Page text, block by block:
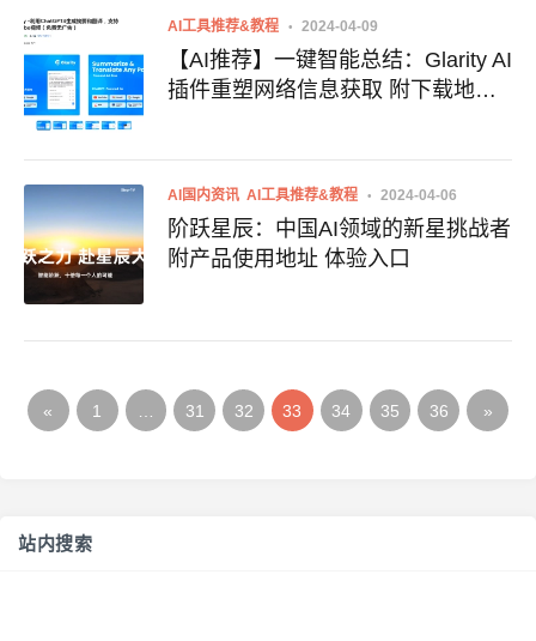
AI工具推荐&教程 2024-04-09
【AI推荐】一键智能总结：Glarity AI
插件重塑网络信息获取 附下载地址
AI国内资讯 AI工具推荐&教程 2024-04-06
阶跃星辰：中国AI领域的新星挑战者
附产品使用地址 体验入口
« 1 31 32 33 34 35 36 »
站内搜索